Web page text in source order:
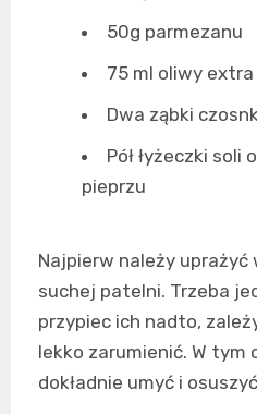
50g parmezanu
75 ml oliwy extra
Dwa ząbki
Pół łyżeczki soli
pieprzu
Najpierw należy uprażyć
suchej patelni. Trzeba
przypiec ich nadto,
lekko zarumienić. W tym
dokładnie umyć i